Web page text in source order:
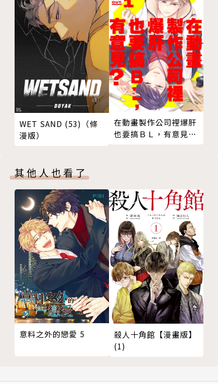
WET SAND (53)（條
漫版）
在動畫製作公司裡爆肝
也要搞ＢＬ，有意見？
其他人也看了
意料之外的戀愛 5
殺人十角館【漫畫版】
(1)